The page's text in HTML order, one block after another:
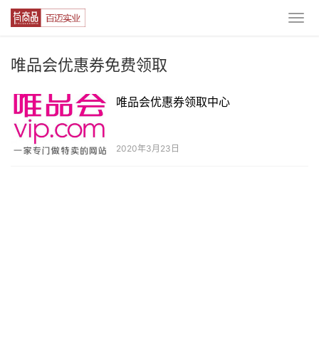
唯品会优惠券免费领取
唯品会优惠券领取中心
2020年3月23日